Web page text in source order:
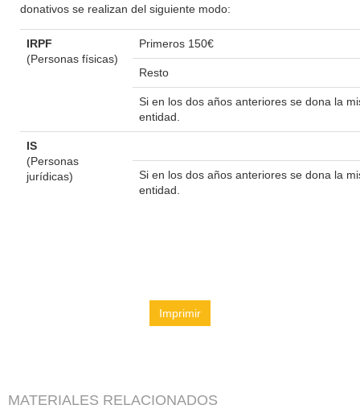
donativos se realizan del siguiente modo:
IRPF
(Personas físicas)
Primeros 150€
Resto
Si en los dos años anteriores se dona la
entidad.
IS
(Personas
jurídicas)
Si en los dos años anteriores se dona la
entidad.
Imprimir
MATERIALES RELACIONADOS